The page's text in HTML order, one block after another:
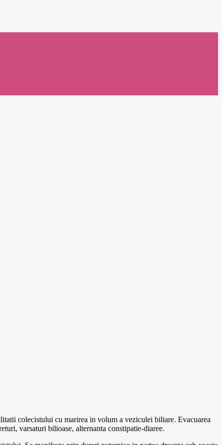
colecistului cu marirea in volum a veziculei biliare. Evacuarea
varsaturi bilioase, alternanta constipatie-diaree.